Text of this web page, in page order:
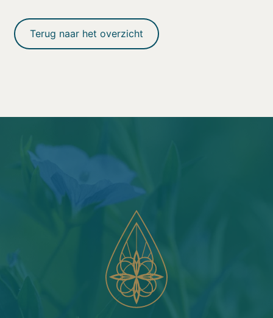
Terug naar het overzicht